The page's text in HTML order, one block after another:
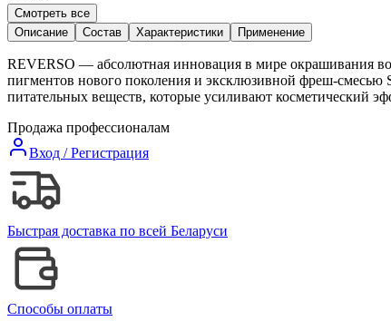
Смотреть все
Описание
Состав Характеристики Применение
REVERSO — абсолютная инновация в мире окрашивания
пигментов нового поколения и эксклюзивной фреш-
питательных веществ, которые усиливают косметический
Продажа профессионалам
Вход / Регистрация
Быстрая доставка по всей Беларуси
Способы оплаты